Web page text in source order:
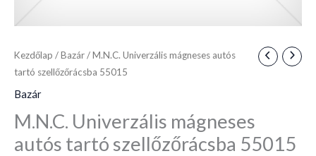
Kezdőlap /Bazár/ M.N.C. Univerzális mágneses autós
tartó szellőzőrácsba 55015
Bazár
M.N.C. Univerzális mágneses
autós tartó szellőzőrácsba 55015